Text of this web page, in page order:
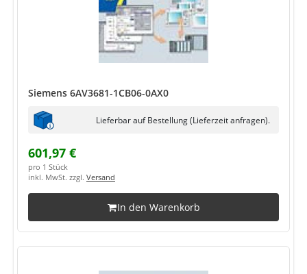
Siemens 6AV3681-1CB06-0AX0
Lieferbar auf Bestellung (Lieferzeit anfragen).
601,97 €
pro 1 Stück
inkl. MwSt. zzgl. Versand
In den Warenkorb